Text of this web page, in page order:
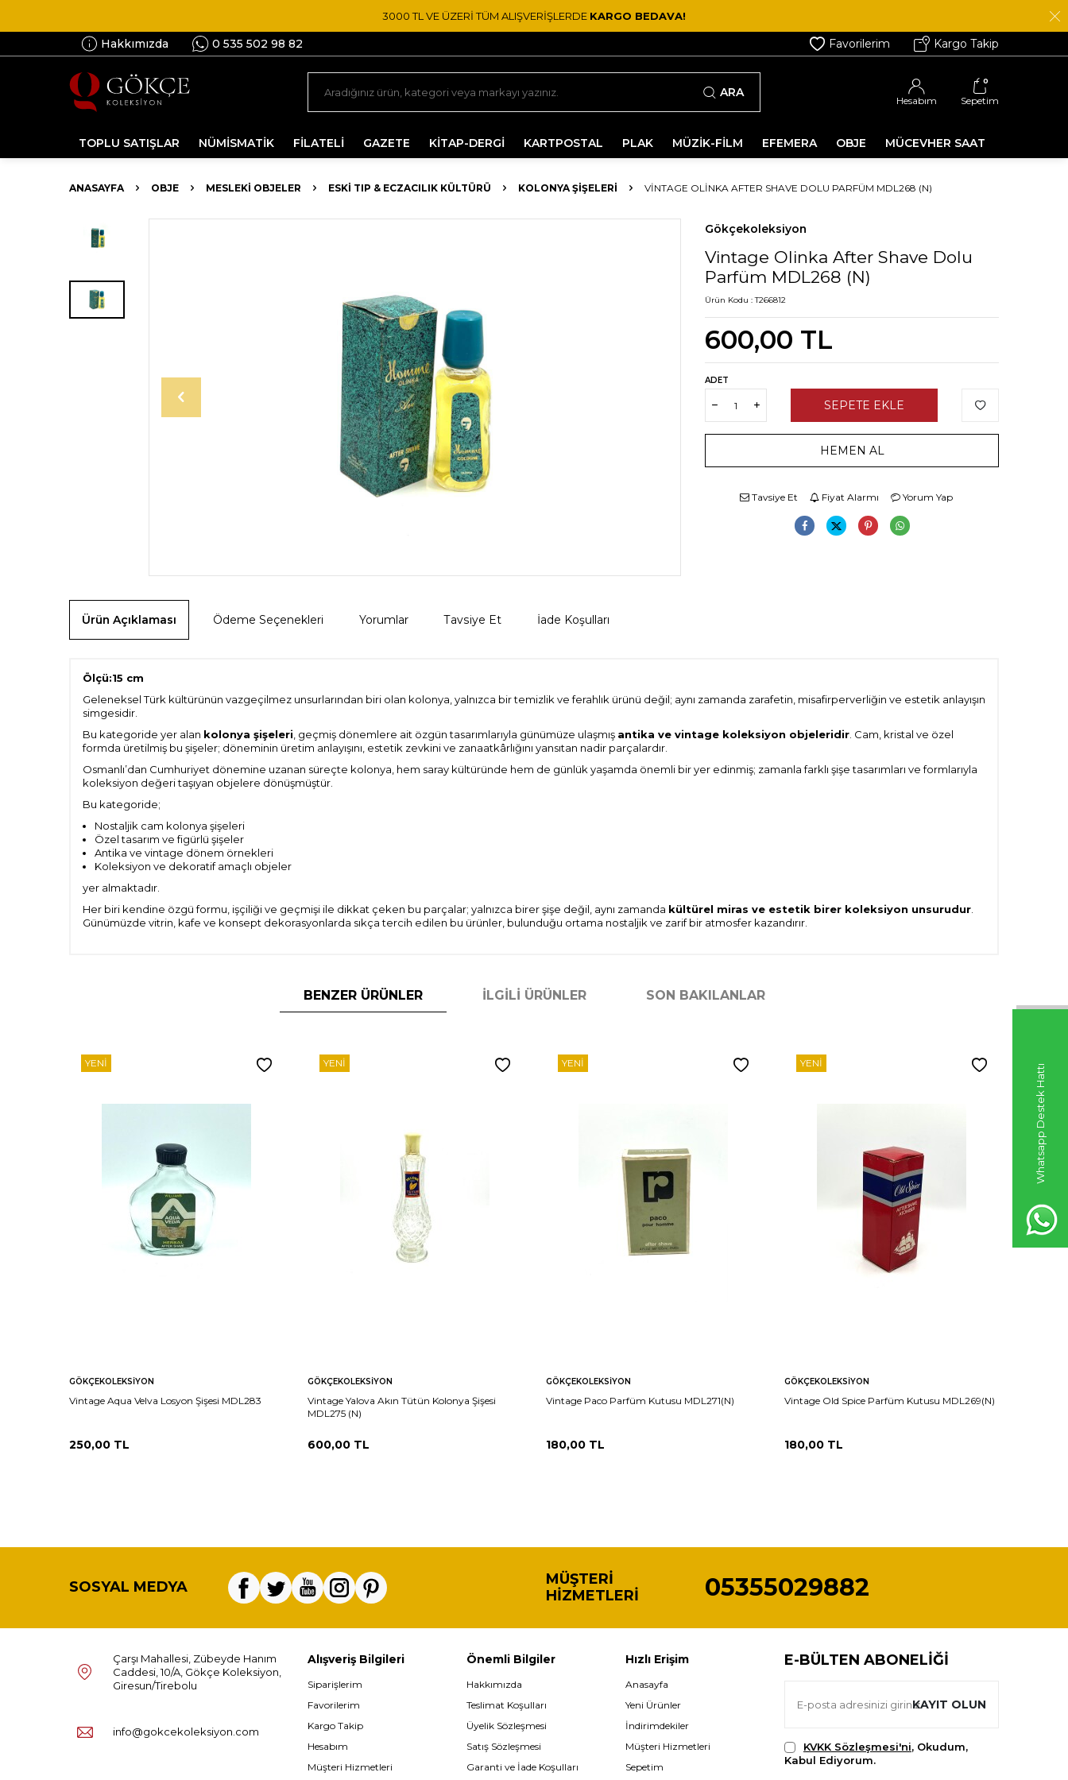
Whatsapp Destek Hattı
3000 TL VE ÜZERİ TÜM ALIŞVERİŞLERDE KARGO BEDAVA!
Hakkımızda 0 535 502 98 82 Favorilerim Kargo Takip
ARA
Hesabım
0
Sepetim
TOPLU SATIŞLAR NÜMİSMATİK FİLATELİ GAZETE KİTAP-DERGİ KARTPOSTAL PLAK MÜZİK-FİLM EFEMERA OBJE MÜCEVHER SAAT
ANASAYFA OBJE MESLEKI OBJELER ESKI TIP & ECZACILIK KÜLTÜRÜ KOLONYA ŞIŞELERI VINTAGE OLINKA AFTER SHAVE DOLU PARFÜM MDL268 (N)
Gökçekoleksiyon
Vintage Olinka After Shave Dolu
Parfüm MDL268 (N)
Ürün Kodu :T266812
600,00 TL
ADET
SEPETE EKLE
HEMEN AL
Tavsiye Et Fiyat Alarmı Yorum Yap
Ürün Açıklaması Ödeme Seçenekleri Yorumlar Tavsiye Et İade Koşulları
Ölçü:15 cm
Geleneksel Türk kültürünün vazgeçilmez unsurlarından biri olan kolonya, yalnızca bir temizlik ve ferahlık ürünü değil; aynı zamanda zarafetin, misafirperverliğin ve estetik anlayışın
simgesidir.
Bu kategoride yer alan kolonya şişeleri , geçmiş dönemlere ait özgün tasarımlarıyla günümüze ulaşmış antika ve vintage koleksiyon objeleridir . Cam, kristal ve özel
formda üretilmiş bu şişeler; döneminin üretim anlayışını, estetik zevkini ve zanaatkârlığını yansıtan nadir parçalardır.
Osmanlı’dan Cumhuriyet dönemine uzanan süreçte kolonya, hem saray kültüründe hem de günlük yaşamda önemli bir yer edinmiş; zamanla farklı şişe tasarımları ve formlarıyla
koleksiyon değeri taşıyan objelere dönüşmüştür.
Bu kategoride;
Nostaljik cam kolonya şişeleri
Özel tasarım ve figürlü şişeler
Antika ve vintage dönem örnekleri
Koleksiyon ve dekoratif amaçlı objeler
yer almaktadır.
Her biri kendine özgü formu, işçiliği ve geçmişi ile dikkat çeken bu parçalar; yalnızca birer şişe değil, aynı zamanda kültürel miras ve estetik birer koleksiyon unsurudur
Günümüzde vitrin, kafe ve konsept dekorasyonlarda sıkça tercih edilen bu ürünler, bulunduğu ortama nostaljik ve zarif bir atmosfer kazandırır.
BENZER ÜRÜNLER İLGILI ÜRÜNLER SON BAKILANLAR
YENI
GÖKÇEKOLEKSIYON
Vintage Aqua Velva Losyon Şişesi MDL283
250,00 TL
YENI
GÖKÇEKOLEKSIYON
Vintage Yalova Akın Tütün Kolonya Şişesi
MDL275 (N)
600,00 TL
YENI
GÖKÇEKOLEKSIYON
Vintage Paco Parfüm Kutusu MDL271(N)
180,00 TL
YENI
GÖKÇEKOLEKSIYON
Vintage Old Spice Parfüm Kutusu MDL269(N)
180,00 TL
YENI
SOSYAL MEDYA
MÜŞTERI
HIZMETLERI
05355029882
Çarşı Mahallesi, Zübeyde Hanım
Caddesi, 10/A, Gökçe Koleksiyon,
Giresun/Tirebolu
info@gokcekoleksiyon.com
Alışveriş Bilgileri
Siparişlerim
Favorilerim
Kargo Takip
Hesabım
Müşteri Hizmetleri
Önemli Bilgiler
Hakkımızda
Teslimat Koşulları
Üyelik Sözleşmesi
Satış Sözleşmesi
Garanti ve İade Koşulları
Hızlı Erişim
Anasayfa
Yeni Ürünler
İndirimdekiler
Müşteri Hizmetleri
Sepetim
E-BÜLTEN ABONELIĞI
KAYIT OLUN
KVKK Sözleşmesi'ni, Okudum,
Kabul Ediyorum.